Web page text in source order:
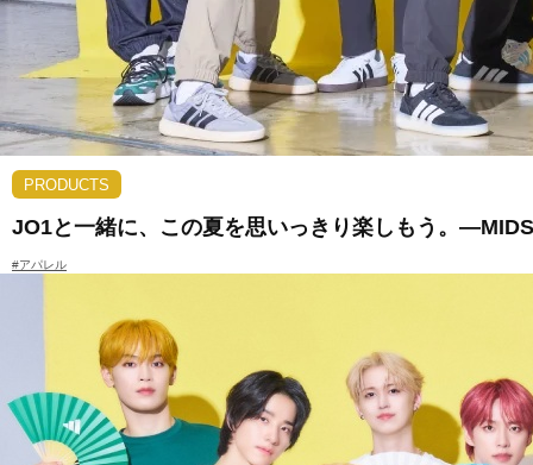
PRODUCTS
JO1と一緒に、この夏を思いっきり楽しもう。
#アパレル